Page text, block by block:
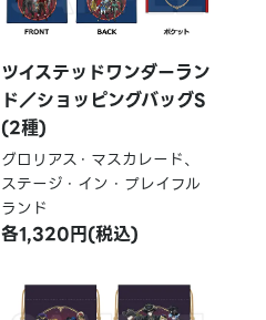
ツイステッドワンダーラン
ド／ショッピングバッグS
(2種)
グロリアス・マスカレード、
ステージ・イン・プレイフル
ランド
各1,320円(税込)